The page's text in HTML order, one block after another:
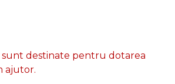
sunt destinate pentru dotarea
ajutor.